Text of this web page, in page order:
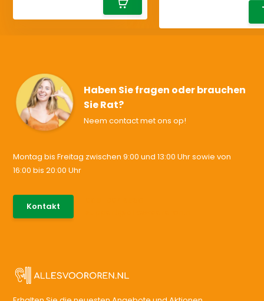
Haben Sie fragen oder brauchen
Sie Rat?
Neem contact met ons op!
Montag bis Freitag zwischen 9:00 und 13:00 Uhr sowie von
16:00 bis 20:00 Uhr
Kontakt